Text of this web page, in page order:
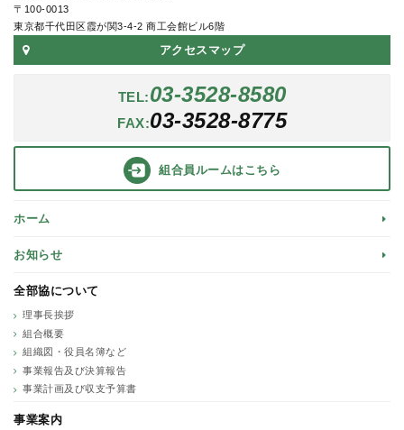
〒100-0013
東京都千代田区霞が関3-4-2 商工会館ビル6階
アクセスマップ
TEL:03-3528-8580
FAX:03-3528-8775
組合員ルームはこちら
ホーム
お知らせ
全部協について
理事長挨拶
組合概要
組織図・役員名簿など
事業報告及び決算報告
事業計画及び収支予算書
事業案内